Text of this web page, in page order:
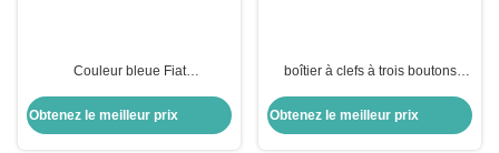
Couleur bleue Fiat
clé à 3 boutons Flip Remote Key
Shell Protective 2pcs Housing
Obtenez le meilleur prix
boîtier à clefs à trois boutons
Highlander
Obtenez le meilleur prix